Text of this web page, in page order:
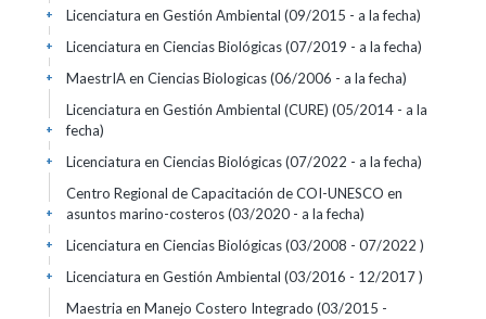
Licenciatura en Gestión Ambiental (09/2015 - a la fecha)
+
Licenciatura en Ciencias Biológicas (07/2019 - a la fecha)
+
MaestrIA en Ciencias Biologicas (06/2006 - a la fecha)
+
Licenciatura en Gestión Ambiental (CURE) (05/2014 - a la
fecha)
+
Licenciatura en Ciencias Biológicas (07/2022 - a la fecha)
+
Centro Regional de Capacitación de COI-UNESCO en
asuntos marino-costeros (03/2020 - a la fecha)
+
Licenciatura en Ciencias Biológicas (03/2008 - 07/2022 )
+
Licenciatura en Gestión Ambiental (03/2016 - 12/2017 )
+
Maestria en Manejo Costero Integrado (03/2015 -